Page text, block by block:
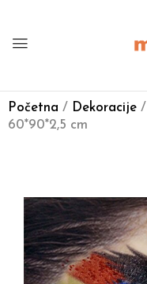
Početna / Dekoracije /
60*90*2,5 cm